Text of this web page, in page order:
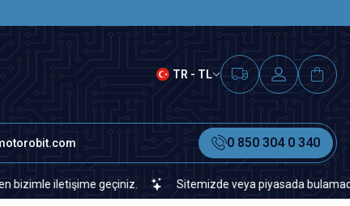
TR - TL
0 850 304 0 340
iletişime geçiniz. Sitemizde veya piyasada bulamadığınız